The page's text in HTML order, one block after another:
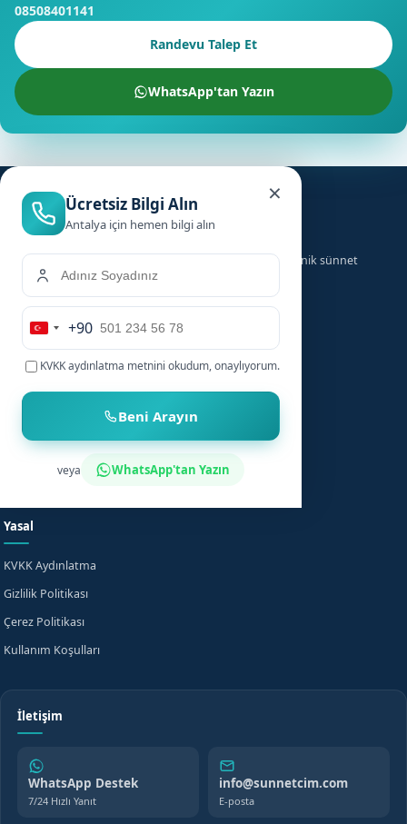
08508401141
Randevu Talep Et
WhatsApp'tan Yazın
×
Ücretsiz Bilgi Alın
Antalya için hemen bilgi alın
Turkey
+90
+90
KVKK aydınlatma metnini okudum, onaylıyorum.
Beni Arayın
veya WhatsApp'tan Yazın
Türkiye genelinde ailelere güvenilir, hızlı ve hijyenik sünnet
hizmeti sunuyoruz.
Hizmetler
Bebek Sünneti
Çocuk Sünneti
Sünnet Sonrası Bakım
Fiyat Bilgisi
Evde Sünnet
Anasayfa
Şehirler
Bilgi Merkezi
Yasal
KVKK Aydınlatma
Gizlilik Politikası
Çerez Politikası
Kullanım Koşulları
İletişim
WhatsApp Destek
7/24 Hızlı Yanıt
info@sunnetcim.com
E-posta